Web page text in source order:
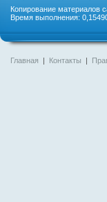
Копирование материалов
Время выполнения:
Главная | Контакты |